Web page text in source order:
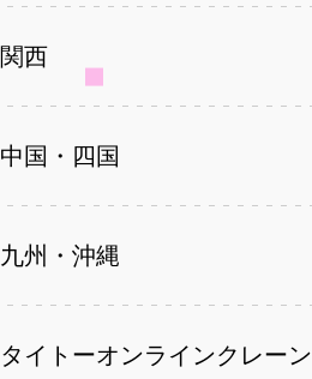
関西
中国・四国
九州・沖縄
タイトーオンラインクレーン